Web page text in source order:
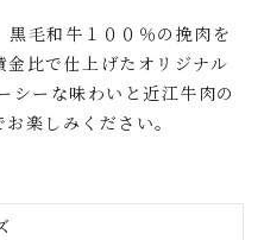
毛和牛１００％の挽肉を
比で仕上げたオリジナル
シーな味わいと近江牛肉の
楽しみください。